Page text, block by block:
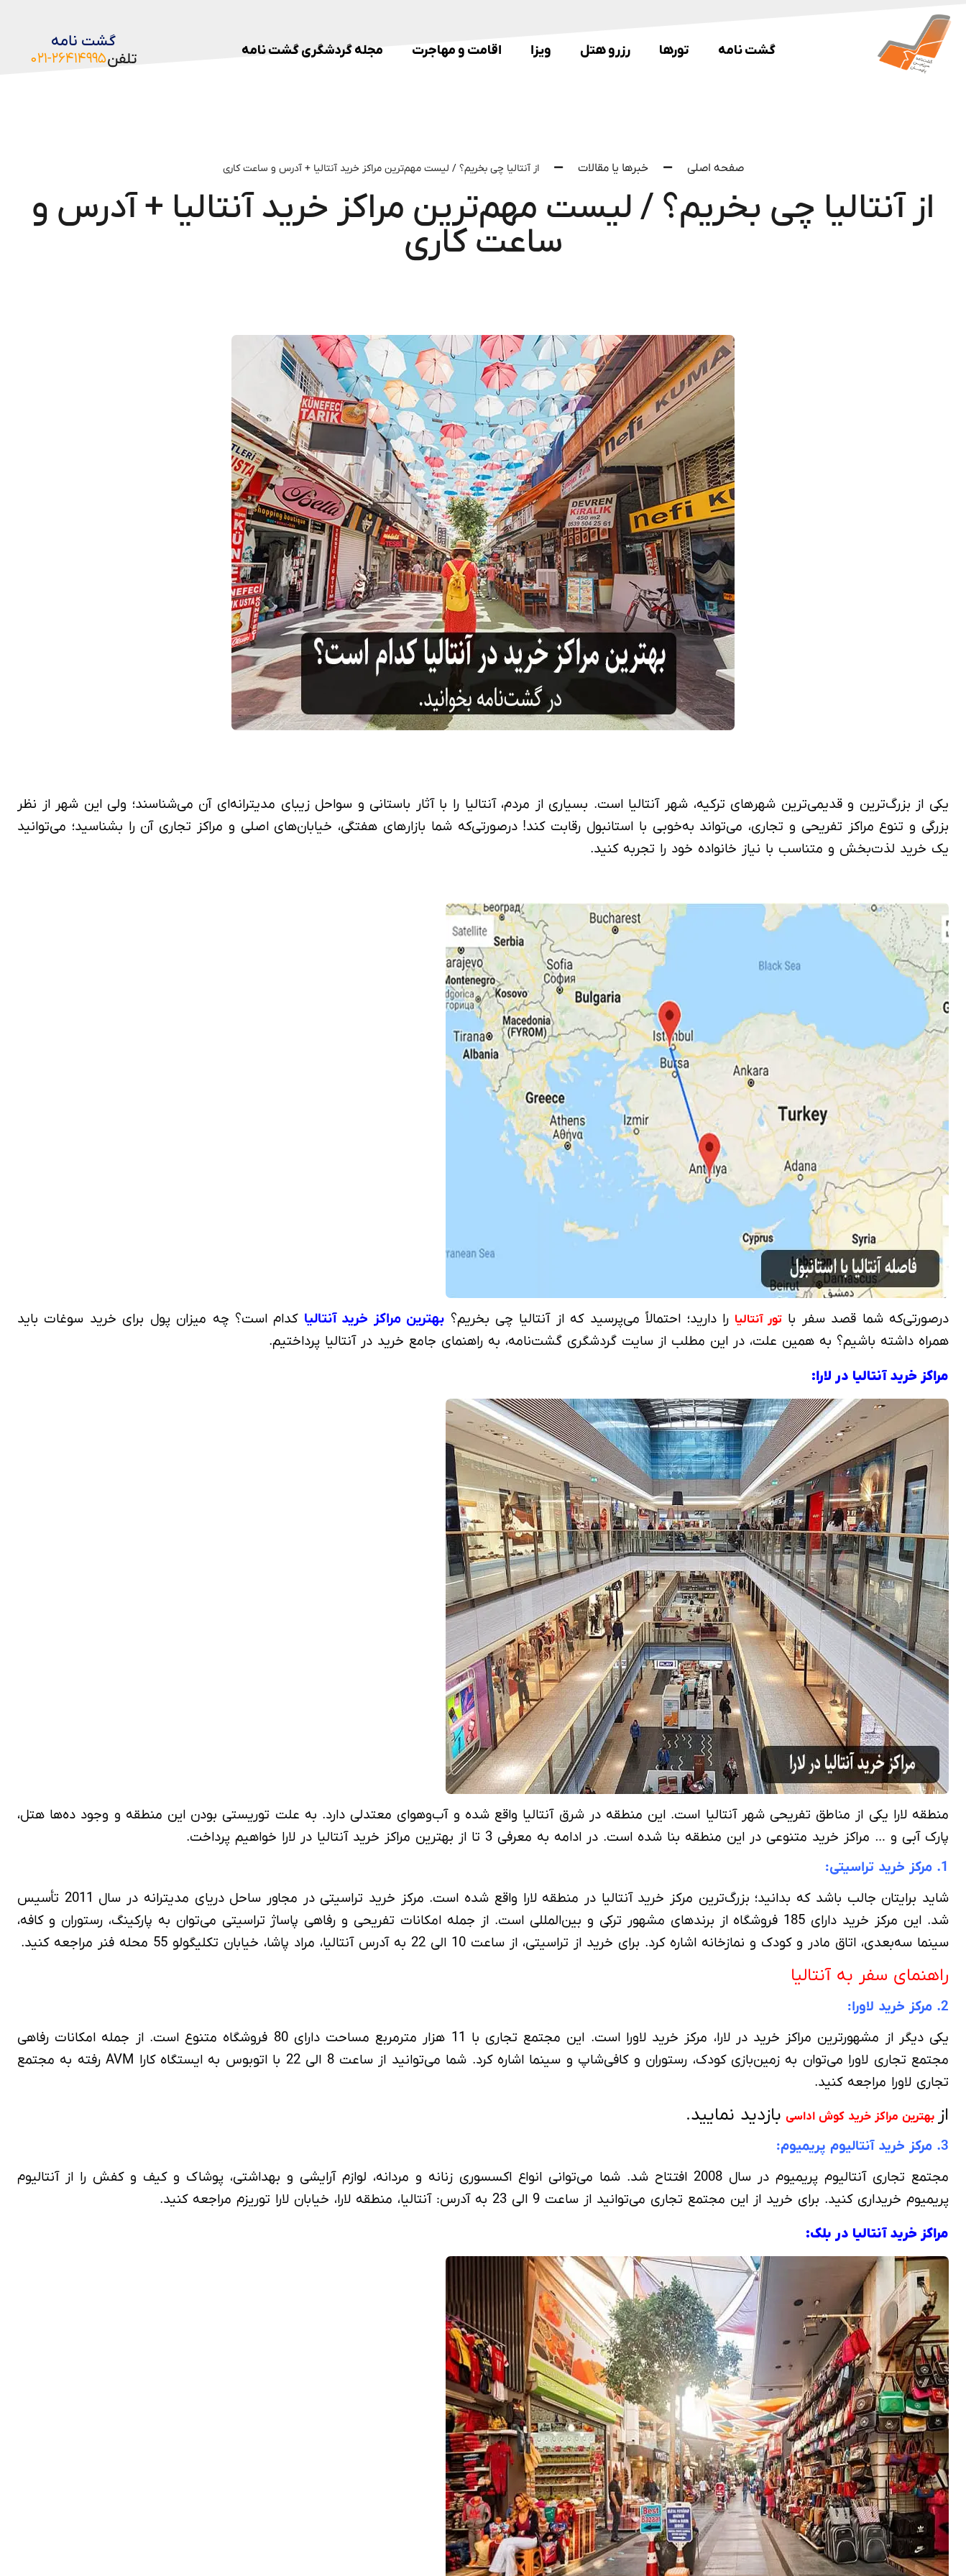
گشت نامه تورها رزرو هتل ویزا اقامت و مهاجرت مجله گردشگری گشت نامه
گشت نامه
تلفن۰۲۱-۲۶۴۱۴۹۹۵
صفحه اصلی خبرها یا مقالات از آنتالیا چی بخریم؟ / لیست مهم‌ترین مراکز خرید آنتالیا + آدرس و ساعت کاری
از آنتالیا چی بخریم؟ / لیست مهم‌ترین مراکز خرید آنتالیا + آدرس و
ساعت کاری
یکی از بزرگ‌ترین و قدیمی‌ترین شهرهای ترکیه، شهر آنتالیا است. بسیاری از مردم، آنتالیا را با آثار باستانی و سواحل زیبای مدیترانه‌ای آن می‌شناسند؛ ولی این شهر از نظر
بزرگی و تنوع مراکز تفریحی و تجاری، می‌تواند به‌خوبی با استانبول رقابت کند! درصورتی‌که شما بازارهای هفتگی، خیابان‌های اصلی و مراکز تجاری آن را بشناسید؛ می‌توانید
یک خرید لذت‌بخش و متناسب با نیاز خانواده خود را تجربه کنید.
درصورتی‌که شما قصد سفر باتور آنتالیا را دارید؛ احتمالاً می‌پرسید که از آنتالیا چی بخریم؟ بهترین مراکز خرید آنتالیا کدام است؟ چه میزان پول برای خرید سوغات باید
همراه داشته باشیم؟ به همین علت، در این مطلب از سایت گردشگری گشت‌نامه، به راهنمای جامع خرید در آنتالیا پرداختیم.
مراکز خرید آنتالیا در لارا:
منطقه لارا یکی از مناطق تفریحی شهر آنتالیا است. این منطقه در شرق آنتالیا واقع شده و آب‌وهوای معتدلی دارد. به علت توریستی بودن این منطقه و وجود ده‌ها هتل،
پارک آبی و … مراکز خرید متنوعی در این منطقه بنا شده است. در ادامه به معرفی 3 تا از بهترین مراکز خرید آنتالیا در لارا خواهیم پرداخت.
1. مرکز خرید تراسیتی:
شاید برایتان جالب باشد که بدانید؛ بزرگ‌ترین مرکز خرید آنتالیا در منطقه لارا واقع شده است. مرکز خرید تراسیتی در مجاور ساحل دریای مدیترانه در سال 2011 تأسیس
شد. این مرکز خرید دارای 185 فروشگاه از برندهای مشهور ترکی و بین‌المللی است. از جمله امکانات تفریحی و رفاهی پاساژ تراسیتی می‌توان به پارکینگ، رستوران و کافه،
سینما سه‌بعدی، اتاق مادر و کودک و نمازخانه اشاره کرد. برای خرید از تراسیتی، از ساعت 10 الی 22 به آدرس آنتالیا، مراد پاشا، خیابان تکلیگولو 55 محله فنر مراجعه کنید.
راهنمای سفر به آنتالیا
2. مرکز خرید لاورا:
یکی دیگر از مشهورترین مراکز خرید در لارا، مرکز خرید لاورا است. این مجتمع تجاری با 11 هزار مترمربع مساحت دارای 80 فروشگاه متنوع است. از جمله امکانات رفاهی
مجتمع تجاری لاورا می‌توان به زمین‌بازی کودک، رستوران و کافی‌شاپ و سینما اشاره کرد. شما می‌توانید از ساعت 8 الی 22 با اتوبوس به ایستگاه کارا AVM رفته به مجتمع
تجاری لاورا مراجعه کنید.
از بهترین مراکز خرید کوش اداسی بازدید نمایید.
3. مرکز خرید آنتالیوم پریمیوم:
مجتمع تجاری آنتالیوم پریمیوم در سال 2008 افتتاح شد. شما می‌توانی انواع اکسسوری زنانه و مردانه، لوازم آرایشی و بهداشتی، پوشاک و کیف و کفش را از آنتالیوم
پریمیوم خریداری کنید. برای خرید از این مجتمع تجاری می‌توانید از ساعت 9 الی 23 به آدرس: آنتالیا، منطقه لارا، خیابان لارا توریزم مراجعه کنید.
مراکز خرید آنتالیا در بلک: